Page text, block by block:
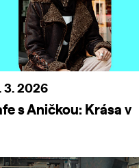
3. 2026
s Aničkou: Krása v